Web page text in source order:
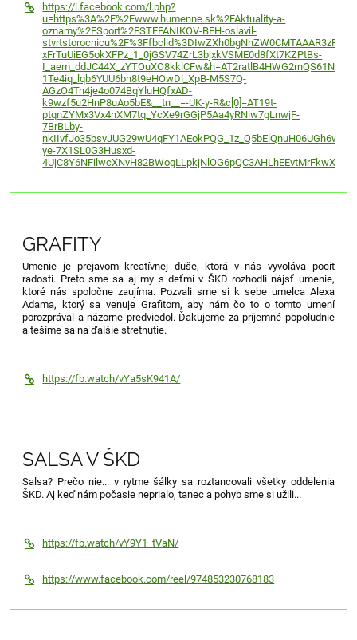
https://l.facebook.com/l.php?
u=https%3A%2F%2Fwww.humenne.sk%2FAktuality-a-
oznamy%2FSport%2FSTEFANIKOV-BEH-oslavil-
stvrtstorocnicu%2F%3Ffbclid%3DIwZXh0bgNhZW0CMTAAAR3zP-
xFrTuUiEG5okXFPz_1_0jGSV74ZrL3bjxkVSME0d8fXt7KZPtBs-
1Te4iq_lqb6YUU6bn8t9eHOwDl_XpB-M5S7Q-
AGzO4Tn4je4o074BqYluHQfxAD-
k9wzf5u2HnP8uAo5bE&__tn__=-UK-y-R&c[0]=AT19t-
ptqnZYMx3Vx4nXM7tq_YcXe9rGGjP5Aa4yRNiw7gLnwjF-
7BrBLby-
ye-7X1SL0G3Husxd-
GRAFITY
Umenie je prejavom kreatívnej duše, ktorá v nás vyvoláva pocit
radosti. Preto sme sa aj my s deťmi v ŠKD rozhodli nájsť umenie,
ktoré nás spoločne zaujíma. Pozvali sme si k sebe umelca Alexa
Adama, ktorý sa venuje Grafitom, aby nám čo to o tomto umení
porozprával a názorne predviedol. Ďakujeme za príjemné popoludnie
a tešíme sa na ďalšie stretnutie.
https://fb.watch/vYa5sK941A/
SALSA V ŠKD
Salsa? Prečo nie... v rytme šálky sa roztancovali všetky oddelenia
ŠKD. Aj keď nám počasie neprialo, tanec a pohyb sme si užili...
https://fb.watch/vY9Y1_tVaN/
https://www.facebook.com/reel/974853230768183